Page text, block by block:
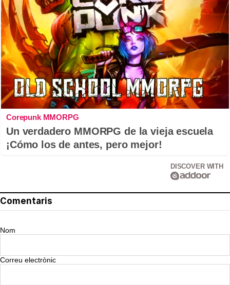
Corepunk MMORPG
Un verdadero MMORPG de la vieja escuela
¡Cómo los de antes, pero mejor!
DISCOVER WITH
Comentaris
Nom
Correu electrònic